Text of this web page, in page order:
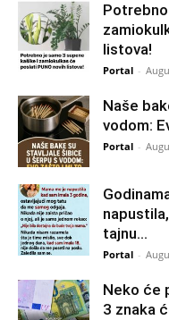
listova!
Portal -
Naše
vodom:
Portal -
tajnu...
Portal -
Neko će
3 znaka